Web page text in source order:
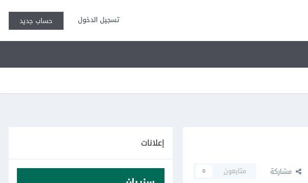
تسجيل الدخول حساب جديد
مشاركة متابعون 0
إعلانات